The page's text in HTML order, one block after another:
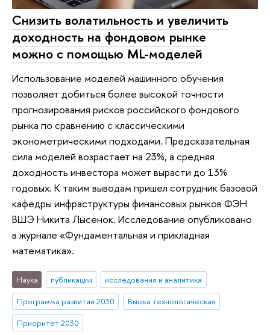
Снизить волатильность и увеличить
доходность на фондовом рынке
можно с помощью ML-моделей
Использование моделей машинного обучения
позволяет добиться более высокой точности
прогнозирования рисков российского фондового
рынка по сравнению с классическими
эконометрическими подходами. Предсказательная
сила моделей возрастает на 23%, а средняя
доходность инвестора может вырасти до 13%
годовых. К таким выводам пришел сотрудник базовой
кафедры инфраструктуры финансовых рынков ФЭН
ВШЭ Никита Лысенок. Исследование опубликовано
в журнале «Фундаментальная и прикладная
математика».
Наука публикации
исследования и аналитика
Программа развития 2030
Вышка технологическая
Приоритет 2030